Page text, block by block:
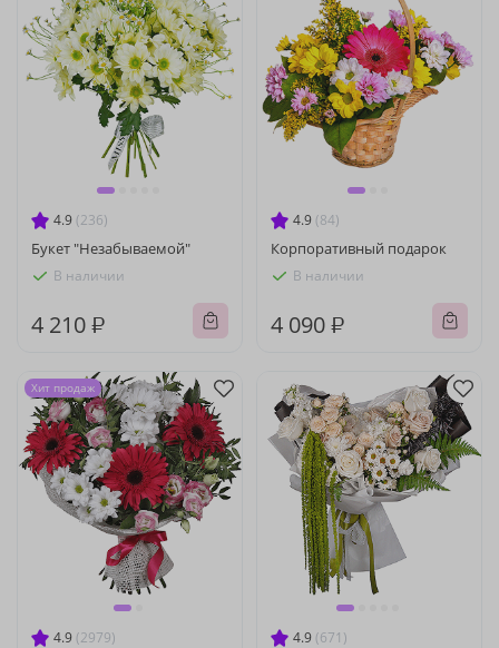
4.9 (236)
Букет "Незабываемой"
В наличии
4 210 ₽
4.9 (84)
Корпоративный подарок
В наличии
4 090 ₽
4.9 (2979)
Хит продаж
4.9 (671)